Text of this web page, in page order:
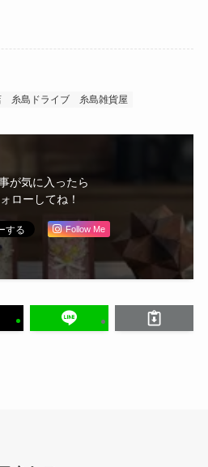
糸島ドライブ 糸島雑貨屋
が気に入ったら
ローしてね！
Follow Me